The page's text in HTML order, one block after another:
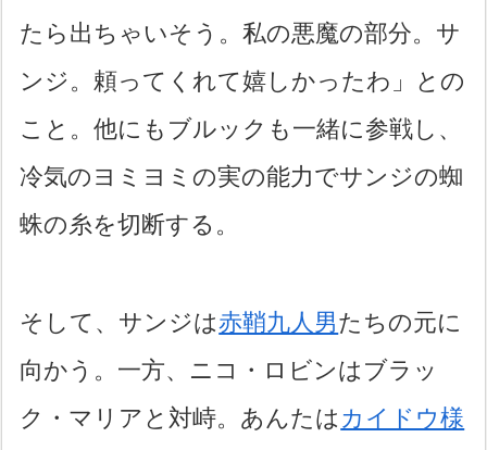
たら出ちゃいそう。私の悪魔の部分。サ
ンジ。頼ってくれて嬉しかったわ」との
こと。他にもブルックも一緒に参戦し、
冷気のヨミヨミの実の能力でサンジの蜘
蛛の糸を切断する。
そして、サンジは赤鞘九人男たちの元に
向かう。一方、ニコ・ロビンはブラッ
ク・マリアと対峙。あんたは カイドウ様